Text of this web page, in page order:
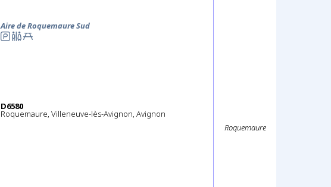
Aire de Roquemaure Sud
D6580
Roquemaure, Villeneuve-lès-Avignon, Avignon
Roquemaure